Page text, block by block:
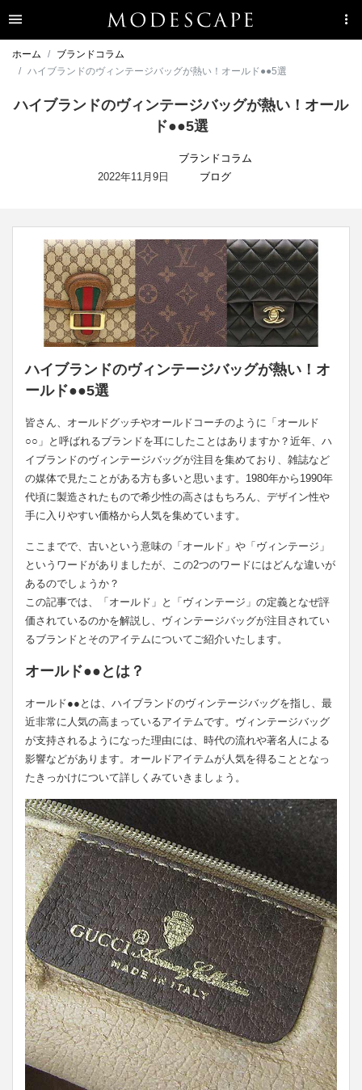
ホーム
ブランドコラム
ハイブランドのヴィンテージバッグが熱い！オールド●●5選
ハイブランドのヴィンテージバッグが熱い！オール
ド●●5選
2022年11月9日
ブランドコラム
ブログ
ハイブランドのヴィンテージバッグが熱い！オ
ールド●●5選
皆さん、オールドグッチやオールドコーチのように「オールド
○○」と呼ばれるブランドを耳にしたことはありますか？近年、ハ
イブランドのヴィンテージバッグが注目を集めており、雑誌など
の媒体で見たことがある方も多いと思います。1980年から1990年
代頃に製造されたもので希少性の高さはもちろん、デザイン性や
手に入りやすい価格から人気を集めています。
ここまでで、古いという意味の「オールド」や「ヴィンテージ」
というワードがありましたが、この2つのワードにはどんな違いが
あるのでしょうか？
この記事では、「オールド」と「ヴィンテージ」の定義となぜ評
価されているのかを解説し、ヴィンテージバッグが注目されてい
るブランドとそのアイテムについてご紹介いたします。
オールド●●とは？
オールド●●とは、ハイブランドのヴィンテージバッグを指し、最
近非常に人気の高まっているアイテムです。ヴィンテージバッグ
が支持されるようになった理由には、時代の流れや著名人による
影響などがあります。オールドアイテムが人気を得ることとなっ
たきっかけについて詳しくみていきましょう。